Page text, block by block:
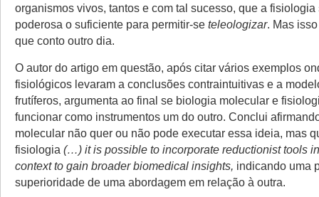
organismos vivos, tantos e com tal sucesso, que a fisiologia
poderosa o suficiente para permitir-se teleologizar. Mas
que conto outro dia.
O autor do artigo em questão, após citar vários exemplos
fisiológicos levaram a conclusões contraintuitivas e a
frutíferos, argumenta ao final se biologia molecular e
funcionar como instrumentos um do outro. Conclui
molecular não quer ou não pode executar essa ideia, mas
fisiologia (…) it is possible to incorporate reductionist tools
context to gain broader biomedical insights, indicando uma
superioridade de uma abordagem em relação à outra.